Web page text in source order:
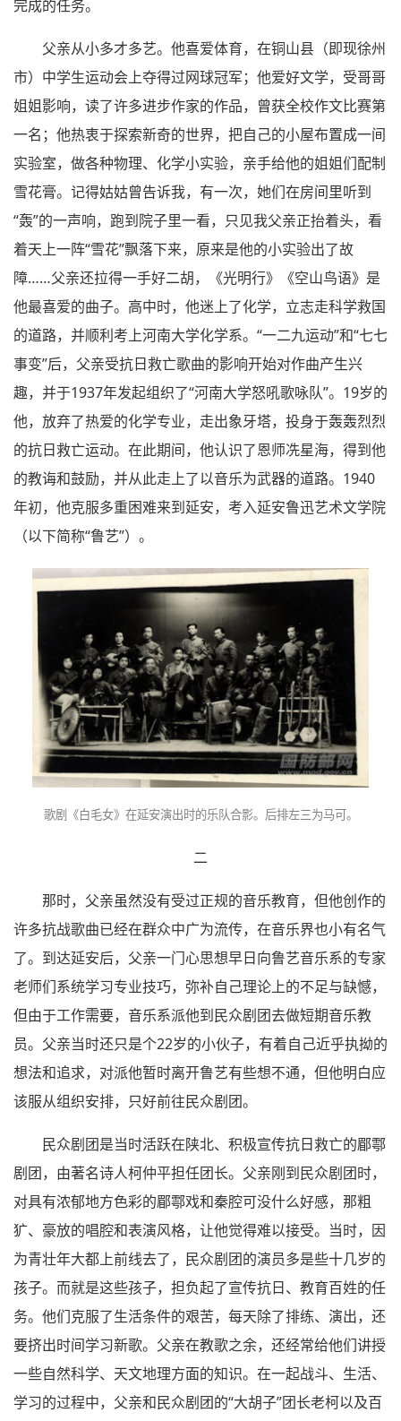
完成的任务。
父亲从小多才多艺。他喜爱体育，在铜山县（即现徐州
市）中学生运动会上夺得过网球冠军；他爱好文学，受哥哥
姐姐影响，读了许多进步作家的作品，曾获全校作文比赛第
一名；他热衷于探索新奇的世界，把自己的小屋布置成一间
实验室，做各种物理、化学小实验，亲手给他的姐姐们配制
雪花膏。记得姑姑曾告诉我，有一次，她们在房间里听到
“轰”的一声响，跑到院子里一看，只见我父亲正抬着头，看
着天上一阵“雪花”飘落下来，原来是他的小实验出了故
障……父亲还拉得一手好二胡，《光明行》《空山鸟语》是
他最喜爱的曲子。高中时，他迷上了化学，立志走科学救国
的道路，并顺利考上河南大学化学系。“一二九运动”和“七七
事变”后，父亲受抗日救亡歌曲的影响开始对作曲产生兴
趣，并于1937年发起组织了“河南大学怒吼歌咏队”。19岁的
他，放弃了热爱的化学专业，走出象牙塔，投身于轰轰烈烈
的抗日救亡运动。在此期间，他认识了恩师冼星海，得到他
的教诲和鼓励，并从此走上了以音乐为武器的道路。1940
年初，他克服多重困难来到延安，考入延安鲁迅艺术文学院
（以下简称“鲁艺”）。
歌剧《白毛女》在延安演出时的乐队合影。后排左三为马可。
二
那时，父亲虽然没有受过正规的音乐教育，但他创作的
许多抗战歌曲已经在群众中广为流传，在音乐界也小有名气
了。到达延安后，父亲一门心思想早日向鲁艺音乐系的专家
老师们系统学习专业技巧，弥补自己理论上的不足与缺憾，
但由于工作需要，音乐系派他到民众剧团去做短期音乐教
员。父亲当时还只是个22岁的小伙子，有着自己近乎执拗的
想法和追求，对派他暂时离开鲁艺有些想不通，但他明白应
该服从组织安排，只好前往民众剧团。
民众剧团是当时活跃在陕北、积极宣传抗日救亡的郿鄠
剧团，由著名诗人柯仲平担任团长。父亲刚到民众剧团时，
对具有浓郁地方色彩的郿鄠戏和秦腔可没什么好感，那粗
犷、豪放的唱腔和表演风格，让他觉得难以接受。当时，因
为青壮年大都上前线去了，民众剧团的演员多是些十几岁的
孩子。而就是这些孩子，担负起了宣传抗日、教育百姓的任
务。他们克服了生活条件的艰苦，每天除了排练、演出，还
要挤出时间学习新歌。父亲在教歌之余，还经常给他们讲授
一些自然科学、天文地理方面的知识。在一起战斗、生活、
学习的过程中，父亲和民众剧团的“大胡子”团长老柯以及百